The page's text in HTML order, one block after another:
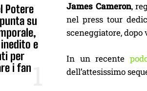
Potere
su
e
per
i fan
James Cameron,
nel press tour
sceneggiatore,
In un recente
dell’attesissimo